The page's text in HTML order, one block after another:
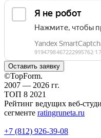
Оставить заявку
©TopForm.
2007 — 2026 гг.
ТОП 8 2021
Рейтинг ведущих веб-
сегменте ratingruneta.ru
+7 (812) 926-39-08